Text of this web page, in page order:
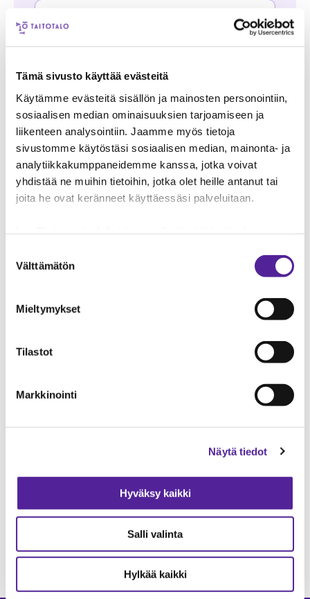
Tämä sivusto käyttää evästeitä
Käytämme evästeitä sisällön ja mainosten personointiin,
sosiaalisen median ominaisuuksien tarjoamiseen ja
liikenteen analysointiin. Jaamme myös tietoja
sivustomme käytöstäsi sosiaalisen median, mainonta- ja
analytiikkakumppaneidemme kanssa, jotka voivat
yhdistää ne muihin tietoihin, jotka olet heille antanut tai
joita he ovat keränneet käyttäessäsi palveluitaan.
henkilökohtaisia tietojasi.
Googlen Business Data
-sivuston mukaisesti varmistamme
valinta
Välttämätön
Mieltymykset
Tilastot
Markkinointi
Näytä tiedot
Hyväksy kaikki
Salli valinta
Hylkää kaikki
Puhelinnumero
Tehtävänimike
Yrityksen nimi
Aihe
Viesti
LÄHETÄ VIESTI